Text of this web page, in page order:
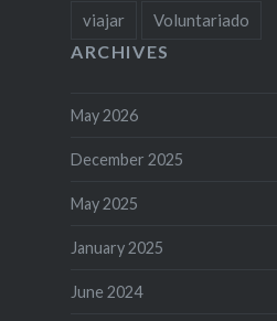
viajar Voluntariado
ARCHIVES
May 2026
December 2025
May 2025
January 2025
June 2024